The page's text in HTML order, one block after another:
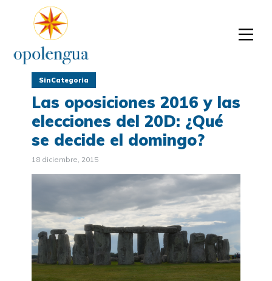
SinCategoria
Las oposiciones 2016 y las
elecciones del 20D: ¿Qué
se decide el domingo?
18 diciembre, 2015